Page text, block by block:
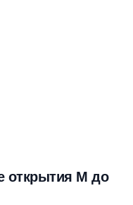
открытия М до